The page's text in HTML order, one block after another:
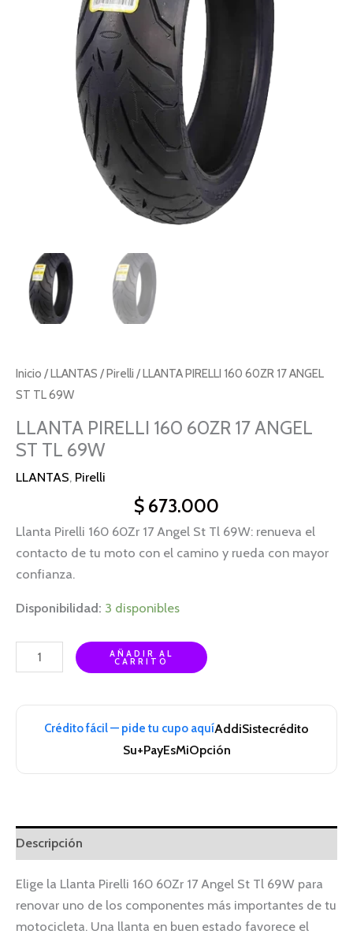
Inicio /LLANTAS /Pirelli / LLANTA PIRELLI 160 60ZR 17 ANGEL
ST TL 69W
LLANTA PIRELLI 160 60ZR 17 ANGEL
ST TL 69W
LLANTAS, Pirelli
$ 673.000
Llanta Pirelli 160 60Zr 17 Angel St Tl 69W: renueva el
contacto de tu moto con el camino y rueda con mayor
confianza.
Disponibilidad: 3 disponibles
AÑADIR AL
CARRITO
Crédito fácil — pide tu cupo aquíAddiSistecrédito
Su+PayEsMiOpción
Descripción
Elige la Llanta Pirelli 160 60Zr 17 Angel St Tl 69W para
renovar uno de los componentes más importantes de tu
motocicleta. Una llanta en buen estado favorece el